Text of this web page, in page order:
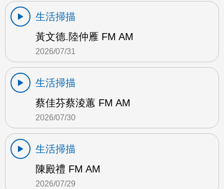
生活掃描
黃文德.陸仲雁 FM AM
2026/07/31
生活掃描
蔡佳芬蔡淩蕙 FM AM
2026/07/30
生活掃描
陳殿禮 FM AM
2026/07/29